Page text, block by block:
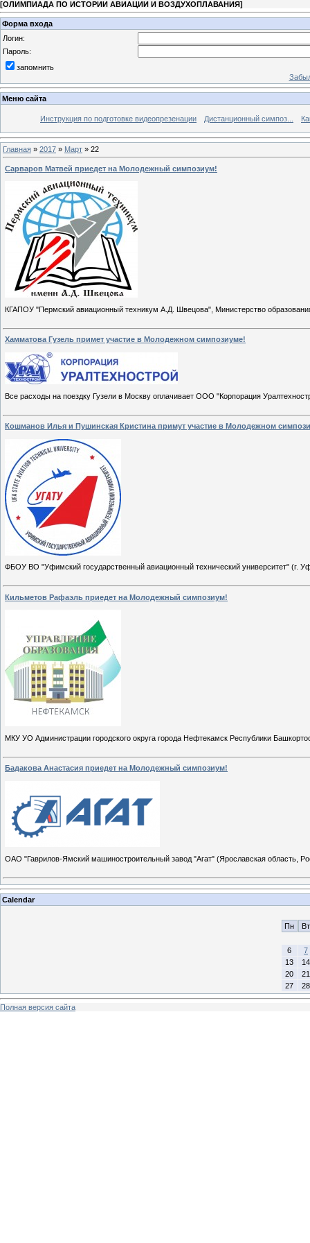
[ОЛИМПИАДА ПО ИСТОРИИ АВИАЦИИ И ВОЗДУХОПЛАВАНИЯ]
Форма входа
Логин:
Пароль:
запомнить
Меню сайта
Инструкция по подготовке видеопрезенации Дистанционный симпоз...
Главная » 2017 » Март » 22
Сарваров Матвей приедет на Молодежный симпозиум!
КГАПОУ "Пермский авиационный техникум А.Д. Швецова", Министерство
Хамматова Гузель примет участие в Молодежном симпозиуме!
Все расходы на поездку Гузели в Москву оплачивает ООО "Корпорация
Кошманов Илья и Пушинская Кристина примут участие в Молодежном
ФБОУ ВО "Уфимский государственный авиационный технический университет" (г.
Кильметов Рафаэль приедет на Молодежный симпозиум!
МКУ УО Администрации городского округа города Нефтекамск Республики
Бадакова Анастасия приедет на Молодежный симпозиум!
ОАО "Гаврилов-Ямский машиностроительный завод "Агат" (Ярославская область,
Calendar
Пн Вт
6
7
13
14
20
21
27
28
Полная версия сайта